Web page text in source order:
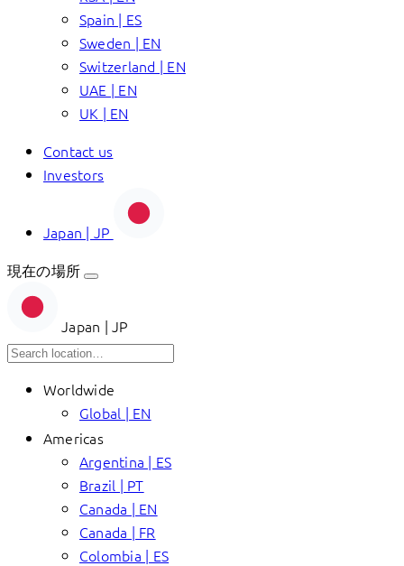
Spain | ES
Sweden | EN
Switzerland | EN
UAE | EN
UK | EN
Contact us
Investors
Japan | JP
現在の場所
Japan | JP
Worldwide
Global | EN
Americas
Argentina | ES
Brazil | PT
Canada | EN
Canada | FR
Colombia | ES